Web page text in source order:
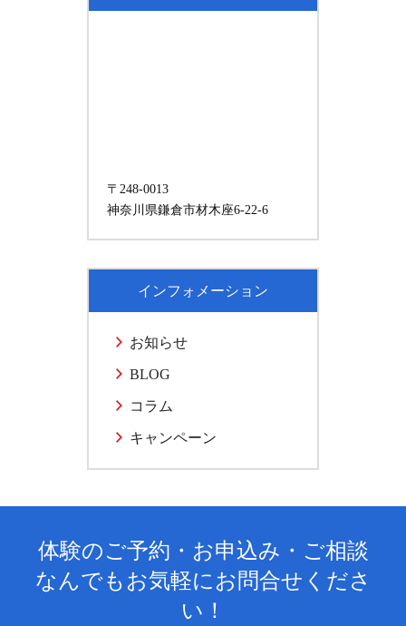
〒248-0013
神奈川県鎌倉市材木座6-22-6
インフォメーション
お知らせ
BLOG
コラム
キャンペーン
体験のご予約・お申込み・ご相談
なんでもお気軽にお問合せくださ
い！